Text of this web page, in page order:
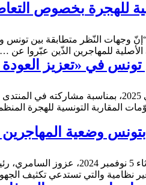
للهجرة بخصوص
وجهات النّظر متطابقة بين تونس
للمهاجرين الذّين عبّروا عن
تونس في «تعزيز
أجرى وزير الشؤون الخارجية والهجرة والتونسيين بالخارج محمد علي النفطي
وضعية المهاجرين
استقبل محمد علي النفطي، وزير الشؤون الخارجية والهجرة
غير نظامية والتي تستدعي تكثيف